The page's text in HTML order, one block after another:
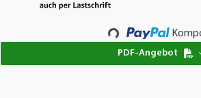
Loading...
PDF-Angebot